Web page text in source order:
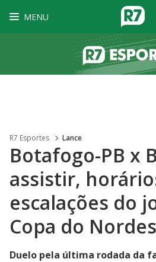
MENU
R7 Esportes Lance
Botafogo-PB x
assistir,
escalações do
Copa do
Duelo pela última rodada da